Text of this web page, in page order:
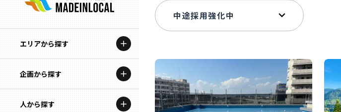
エリアから探す
北海道
青森
企画から探す
特集コンテンツ
人から探す